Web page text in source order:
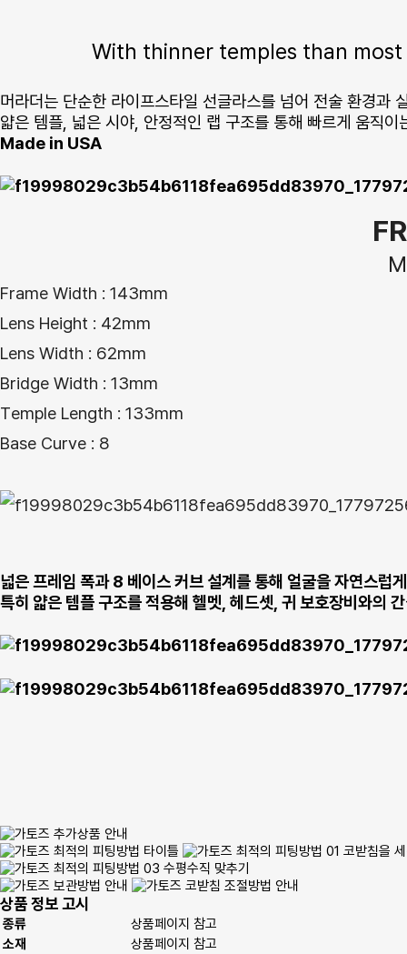
With thinner temples than most
머라더는 단순한 라이프스타일 선글라스를 넘어 전술 환경과
얇은 템플, 넓은 시야, 안정적인 랩 구조를 통해 빠르게 움직
Made in USA
Frame Width : 143mm
Lens Height : 42mm
Lens Width : 62mm
Bridge Width : 13mm
Temple Length : 133mm
Base Curve : 8
넓은 프레임 폭과 8 베이스 커브 설계를 통해 얼굴을 자연스럽
특히 얇은 템플 구조를 적용해 헬멧, 헤드셋, 귀 보호장비와의
상품 정보 고시
종류
상품페이지 참고
소재
상품페이지 참고